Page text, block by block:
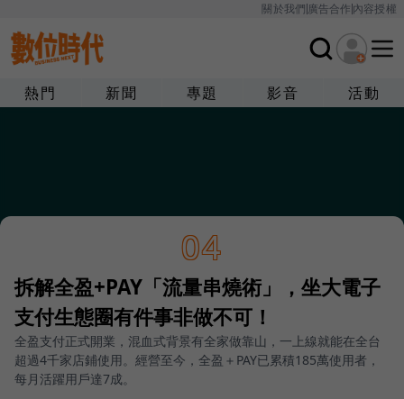
關於我們廣告合作內容授權
熱門 新聞 專題 影音 活動
04
拆解全盈+PAY「流量串燒術」，坐大電子
支付生態圈有件事非做不可！
全盈支付正式開業，混血式背景有全家做靠山，一上線就能在全台
超過4千家店鋪使用。經營至今，全盈＋PAY已累積185萬使用者，
每月活躍用戶達7成。